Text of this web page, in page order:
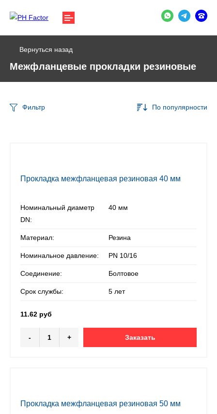
Вернуться назад
Межфланцевые прокладки резиновые
Фильтр По популярности
Прокладка межфланцевая резиновая 40 мм
Номинальный диаметр
DN:
40 мм
Материал: Резина
Номинальное давление: PN 10/16
Соединение: Болтовое
Срок службы: 5 лет
11.62 руб
- + Заказать
Прокладка межфланцевая резиновая 50 мм